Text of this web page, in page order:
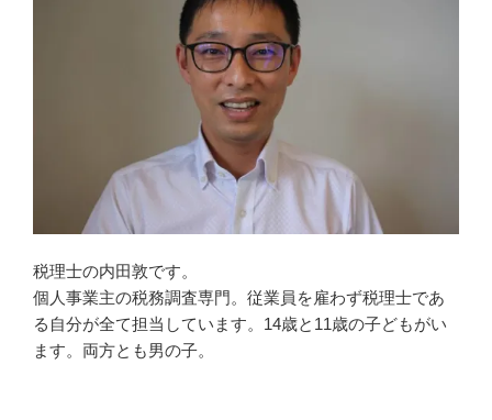
税理士の内田敦です。
個人事業主の税務調査専門。従業員を雇わず税理士であ
る自分が全て担当しています。14歳と11歳の子どもがい
ます。両方とも男の子。